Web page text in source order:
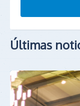
Últimas